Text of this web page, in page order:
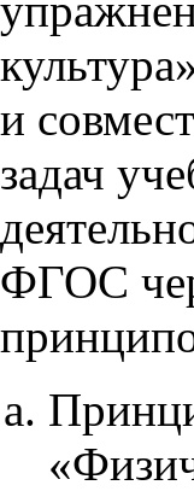
и
задач
ФГОС